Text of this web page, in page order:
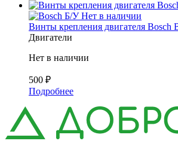
Б/У Нет в наличии
Винты крепления двигателя Bosch
Двигатели
Нет в наличии
500 ₽
Подробнее